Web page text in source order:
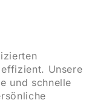
Unsere
und schnelle